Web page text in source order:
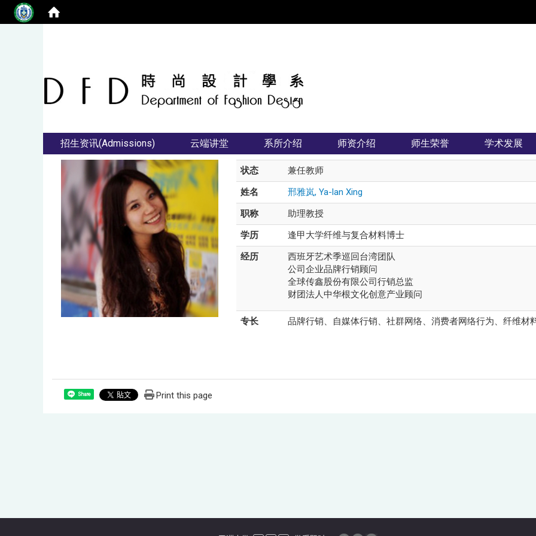
招生资讯(Admissions) 云端讲堂 系所介绍 师资介绍 师生荣誉 学术发展
状态
兼任教师
姓名
邢雅岚, Ya-lan Xing
职称
助理教授
学历
逢甲大学纤维与复合材料博士
经历
西班牙艺术季巡回台湾团队
公司企业品牌行销顾问
全球传鑫股份有限公司行销总监
财团法人中华根文化创意产业顾问
专长 品牌行销、自媒体行销、社群网络、消费者网络行为、纤维材
Share Print this page